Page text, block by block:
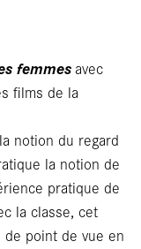
femmes avec
films de la
notion du regard
la notion de
pratique de
la classe, cet
point de vue en